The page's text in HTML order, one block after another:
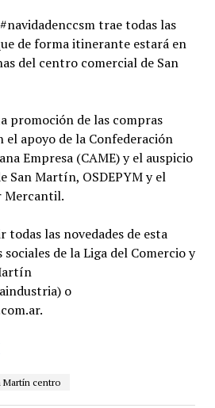
trae todas las
de forma itinerante estará en
del centro comercial de San
promoción de las compras
el apoyo de la Confederación
Empresa (CAME) y el auspicio
San Martín, OSDEPYM y el
Mercantil.
todas las novedades de esta
sociales de la Liga del Comercio y
o
Martín centro